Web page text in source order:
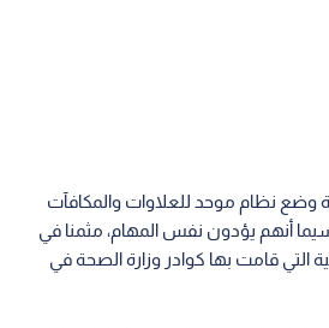
وضع نظام موحد للعلاوات والمكافآت
أنهم يؤدون نفس المهام، مثمنا في
التي قامت بها كوادر وزارة الصحة في